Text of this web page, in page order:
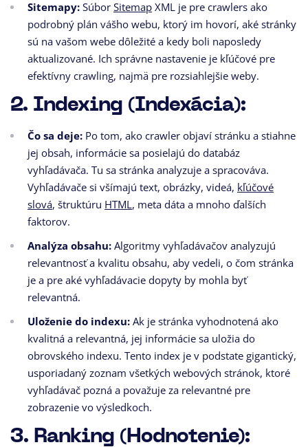
Sitemapy: Súbor Sitemap XML je pre crawlers ako
podrobný plán vášho webu, ktorý im hovorí, aké stránky
sú na vašom webe dôležité a kedy boli naposledy
aktualizované. Ich správne nastavenie je kľúčové pre
efektívny crawling, najmä pre rozsiahlejšie weby.
2. Indexing (Indexácia):
Čo sa deje: Po tom, ako crawler objaví stránku a stiahne
jej obsah, informácie sa posielajú do databáz
vyhľadávača. Tu sa stránka analyzuje a spracováva.
Vyhľadávače si všímajú text, obrázky, videá, kľúčové
slová, štruktúru HTML, meta dáta a mnoho ďalších
faktorov.
Analýza obsahu: Algoritmy vyhľadávačov analyzujú
relevantnosť a kvalitu obsahu, aby vedeli, o čom stránka
je a pre aké vyhľadávacie dopyty by mohla byť
relevantná.
Uloženie do indexu: Ak je stránka vyhodnotená ako
kvalitná a relevantná, jej informácie sa uložia do
obrovského indexu. Tento index je v podstate gigantický,
usporiadaný zoznam všetkých webových stránok, ktoré
vyhľadávač pozná a považuje za relevantné pre
zobrazenie vo výsledkoch.
3. Ranking (Hodnotenie):